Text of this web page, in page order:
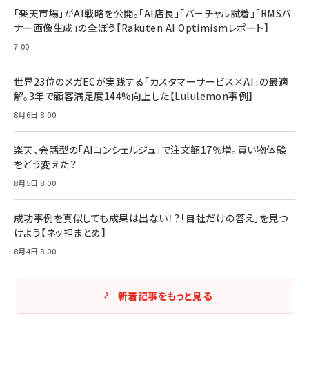
「楽天市場」がAI戦略を公開。「AI店長」「バーチャル試着」「RMSバ
ナー画像生成」の全ぼう【Rakuten AI Optimismレポート】
7:00
世界23位のメガECが実践する「カスタマーサービス×AI」の最適
解。3年で顧客満足度144%向上した【Lululemon事例】
8月6日 8:00
楽天、会話型の「AIコンシェルジュ」で注文額17％増。買い物体験
をどう変えた？
8月5日 8:00
成功事例を真似しても成果は出ない！？「自社だけの答え」を見つ
けよう【ネッ担まとめ】
8月4日 8:00
新着記事をもっと見る